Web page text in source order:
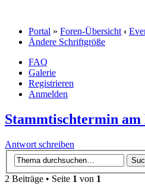
Portal » Foren-Übersicht ‹
Ändere Schriftgröße
FAQ
Galerie
Registrieren
Anmelden
Stammtischtermin
Antwort schreiben
2 Beiträge • Seite 1 von 1